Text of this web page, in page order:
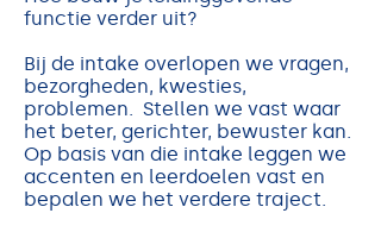
functie verder uit?
Bij de intake overlopen we vragen,
bezorgheden, kwesties,
problemen. Stellen we vast waar
het beter, gerichter, bewuster kan.
Op basis van die intake leggen we
accenten en leerdoelen vast en
bepalen we het verdere traject.